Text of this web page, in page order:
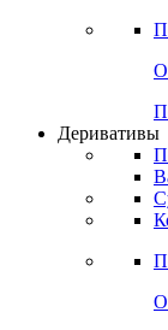
Деривативы